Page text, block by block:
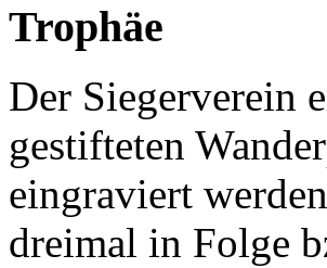
Trophäe
Der Siegerverein
gestifteten
eingraviert
dreimal in Folge